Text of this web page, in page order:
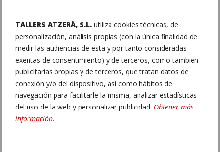
TALLERS ATZERÀ, S.L. utiliza cookies técnicas, de
personalización, análisis propias (con la única finalidad de
medir las audiencias de esta y por tanto consideradas
exentas de consentimiento) y de terceros, como también
publicitarias propias y de terceros, que tratan datos de
conexión y/o del dispositivo, así como hábitos de
navegación para facilitarle la misma, analizar estadísticas
del uso de la web y personalizar publicidad. Obtener más
información.